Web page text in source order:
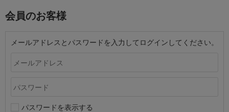
会員のお客様
メールアドレスとパスワードを入力してログインしてください。
パスワードを表示する